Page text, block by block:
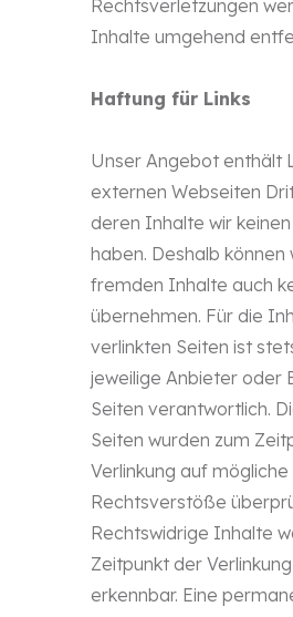
Rechtsverletzungen
Inhalte umgehend
Haftung für Links
Unser Angebot enthält
externen Webseiten
deren Inhalte wir keinen
haben. Deshalb können
fremden Inhalte auch
übernehmen. Für die
verlinkten Seiten ist
jeweilige Anbieter oder
Seiten verantwortlich.
Seiten wurden zum
Verlinkung auf mögliche
Rechtsverstöße
Rechtswidrige Inhalte
Zeitpunkt der
erkennbar. Eine